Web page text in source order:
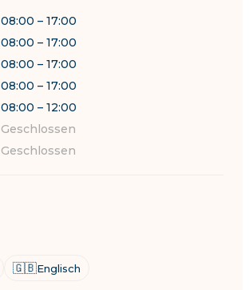
08:00 – 17:00
08:00 – 17:00
08:00 – 17:00
08:00 – 17:00
08:00 – 12:00
Geschlossen
Geschlossen
🇬🇧Englisch